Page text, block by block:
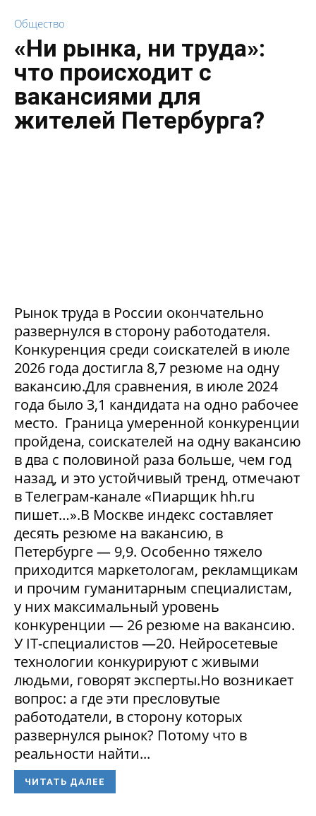
Общество
«Ни рынка, ни труда»:
что происходит с
вакансиями для
жителей Петербурга?
Рынок труда в России окончательно
развернулся в сторону работодателя.
Конкуренция среди соискателей в июле
2026 года достигла 8,7 резюме на одну
вакансию.Для сравнения, в июле 2024
года было 3,1 кандидата на одно рабочее
место. Граница умеренной конкуренции
пройдена, соискателей на одну вакансию
в два с половиной раза больше, чем год
назад, и это устойчивый тренд, отмечают
в Телеграм-канале «Пиарщик hh.ru
пишет…».В Москве индекс составляет
десять резюме на вакансию, в
Петербурге — 9,9. Особенно тяжело
приходится маркетологам, рекламщикам
и прочим гуманитарным специалистам,
у них максимальный уровень
конкуренции — 26 резюме на вакансию.
У IT-специалистов —20. Нейросетевые
технологии конкурируют с живыми
людьми, говорят эксперты.Но возникает
вопрос: а где эти пресловутые
работодатели, в сторону которых
развернулся рынок? Потому что в
реальности найти...
ЧИТАТЬ ДАЛЕЕ